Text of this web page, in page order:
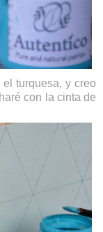
turquesa, y creo
con la cinta de